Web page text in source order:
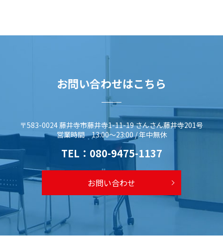
お問い合わせはこちら
〒583-0024 藤井寺市藤井寺1-11-19 さんさん藤井寺201号
営業時間 13:00～23:00 / 年中無休
TEL： 080-9475-1137
お問い合わせ